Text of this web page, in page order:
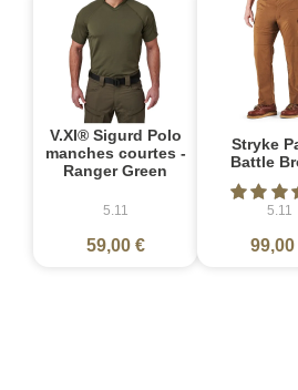
V.XI® Sigurd Polo
manches courtes -
Ranger Green
5.11
59,00 €
Stryke
Battle
5.11
99,00